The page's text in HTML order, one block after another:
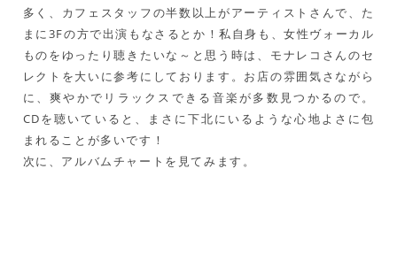
多く、カフェスタッフの半数以上がアーティストさんで、た
まに3Fの方で出演もなさるとか！私自身も、女性ヴォーカル
ものをゆったり聴きたいな～と思う時は、モナレコさんのセ
レクトを大いに参考にしております。お店の雰囲気さながら
に、爽やかでリラックスできる音楽が多数見つかるので。
CDを聴いていると、まさに下北にいるような心地よさに包
まれることが多いです！
次に、アルバムチャートを見てみます。